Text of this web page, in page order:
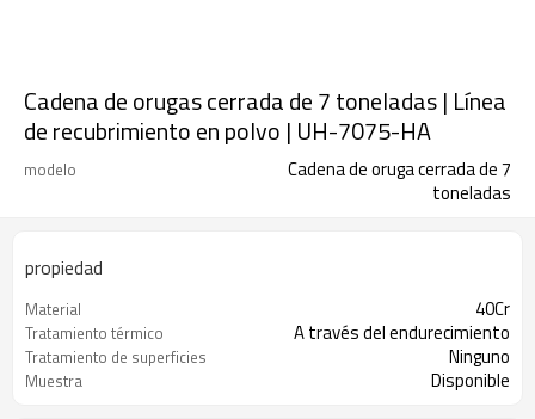
Cadena de orugas cerrada de 7 toneladas | Línea
de recubrimiento en polvo | UH-7075-HA
modelo
Cadena de oruga cerrada de 7
toneladas
propiedad
Material 40Cr
Tratamiento térmico A través del endurecimiento
Tratamiento de superficies Ninguno
Muestra Disponible